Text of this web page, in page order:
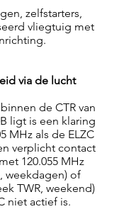
zelfstarters,
vliegtuig met
via de lucht
de CTR van
ligt is een klaring
MHz als de ELZC
verplicht contact
120.055 MHz
weekdagen) of
TWR, weekend)
niet actief is.